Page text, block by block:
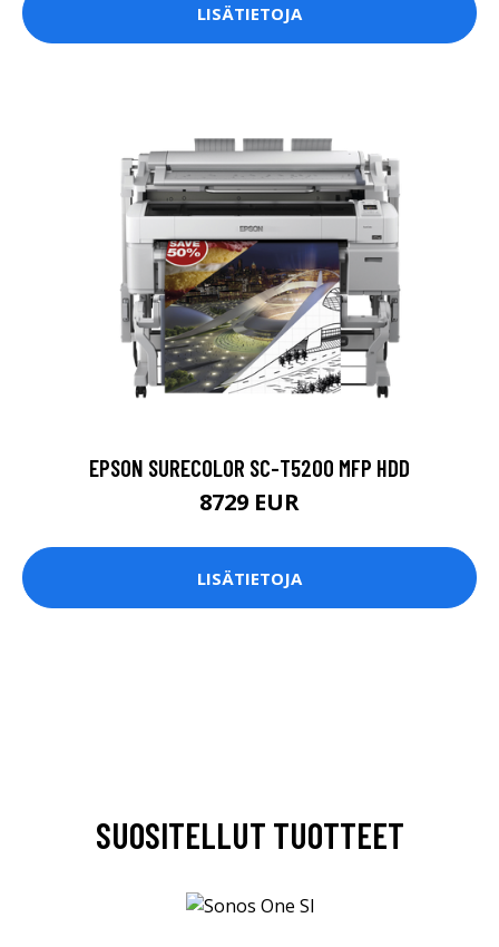
LISÄTIETOJA
EPSON SURECOLOR SC-T5200 MFP HDD
8729 EUR
LISÄTIETOJA
SUOSITELLUT TUOTTEET